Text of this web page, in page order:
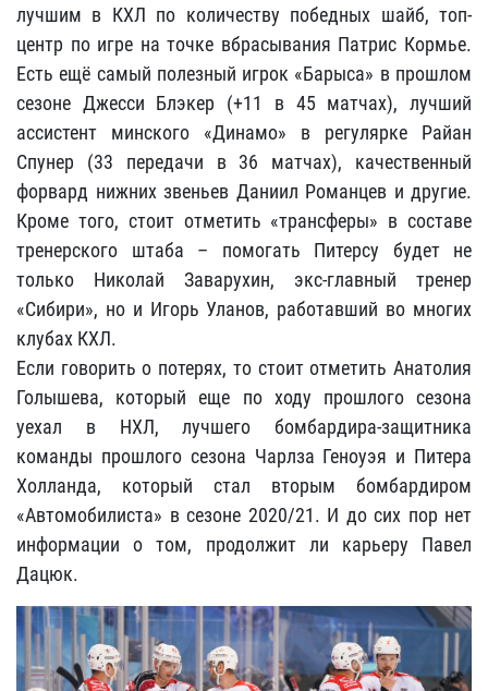
лучшим в КХЛ по количеству победных шайб, топ-
центр по игре на точке вбрасывания Патрис Кормье.
Есть ещё самый полезный игрок «Барыса» в прошлом
сезоне Джесси Блэкер (+11 в 45 матчах), лучший
ассистент минского «Динамо» в регулярке Райан
Спунер (33 передачи в 36 матчах), качественный
форвард нижних звеньев Даниил Романцев и другие.
Кроме того, стоит отметить «трансферы» в составе
тренерского штаба – помогать Питерсу будет не
только Николай Заварухин, экс-главный тренер
«Сибири», но и Игорь Уланов, работавший во многих
клубах КХЛ.
Если говорить о потерях, то стоит отметить Анатолия
Голышева, который еще по ходу прошлого сезона
уехал в НХЛ, лучшего бомбардира-защитника
команды прошлого сезона Чарлза Геноуэя и Питера
Холланда, который стал вторым бомбардиром
«Автомобилиста» в сезоне 2020/21. И до сих пор нет
информации о том, продолжит ли карьеру Павел
Дацюк.